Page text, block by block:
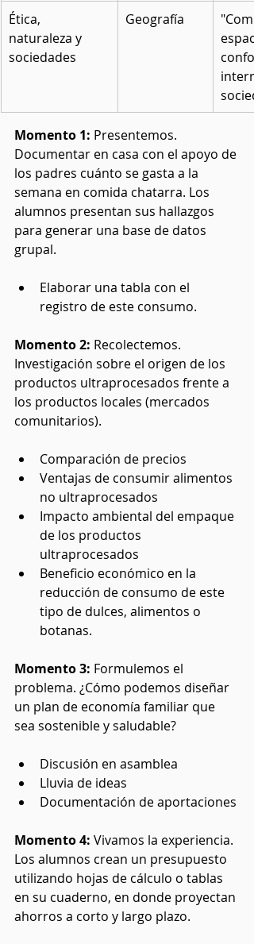
Ética,
naturaleza y
sociedades
Geografía
Momento 1: Presentemos.
Documentar en casa con el apoyo de
los padres cuánto se gasta a la
semana en comida chatarra. Los
alumnos presentan sus hallazgos
para generar una base de datos
grupal.
Elaborar una tabla con el
registro de este consumo.
Momento 2: Recolectemos.
Investigación sobre el origen de los
productos ultraprocesados frente a
los productos locales (mercados
comunitarios).
Comparación de precios
Ventajas de consumir alimentos
no ultraprocesados
Impacto ambiental del empaque
de los productos
ultraprocesados
Beneficio económico en la
reducción de consumo de este
tipo de dulces, alimentos o
botanas.
Momento 3: Formulemos el
problema. ¿Cómo podemos diseñar
un plan de economía familiar que
sea sostenible y saludable?
Discusión en asamblea
Lluvia de ideas
Documentación de aportaciones
Momento 4: Vivamos la experiencia.
Los alumnos crean un presupuesto
utilizando hojas de cálculo o tablas
en su cuaderno, en donde proyectan
ahorros a corto y largo plazo.